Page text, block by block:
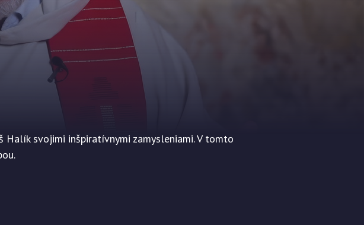
Halík svojimi inšpiratívnymi zamysleniami. V tomto